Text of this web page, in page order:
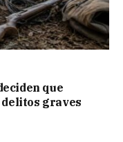
que
graves